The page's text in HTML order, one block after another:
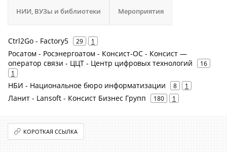
НИИ, ВУЗы и библиотеки Мероприятия
Ctrl2Go - Factory5 29 1
Росатом - Росэнергоатом - Консист-ОС - Консист —
оператор связи - ЦЦТ - Центр цифровых технологий
16
1
НБИ - Национальное бюро информатизации 8 1
Ланит - Lansoft - Консист Бизнес Групп 180 1
КОРОТКАЯ ССЫЛКА